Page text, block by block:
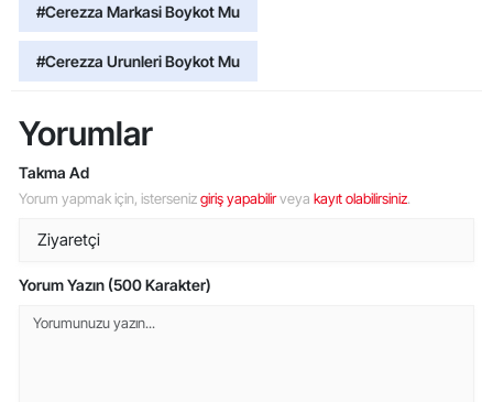
#Cerezza Markasi Boykot Mu
#Cerezza Urunleri Boykot Mu
Yorumlar
Takma Ad
Yorum yapmak için, istersenizgiriş yapabilirveya kayıt olabilirsiniz.
Yorum Yazın (500 Karakter)